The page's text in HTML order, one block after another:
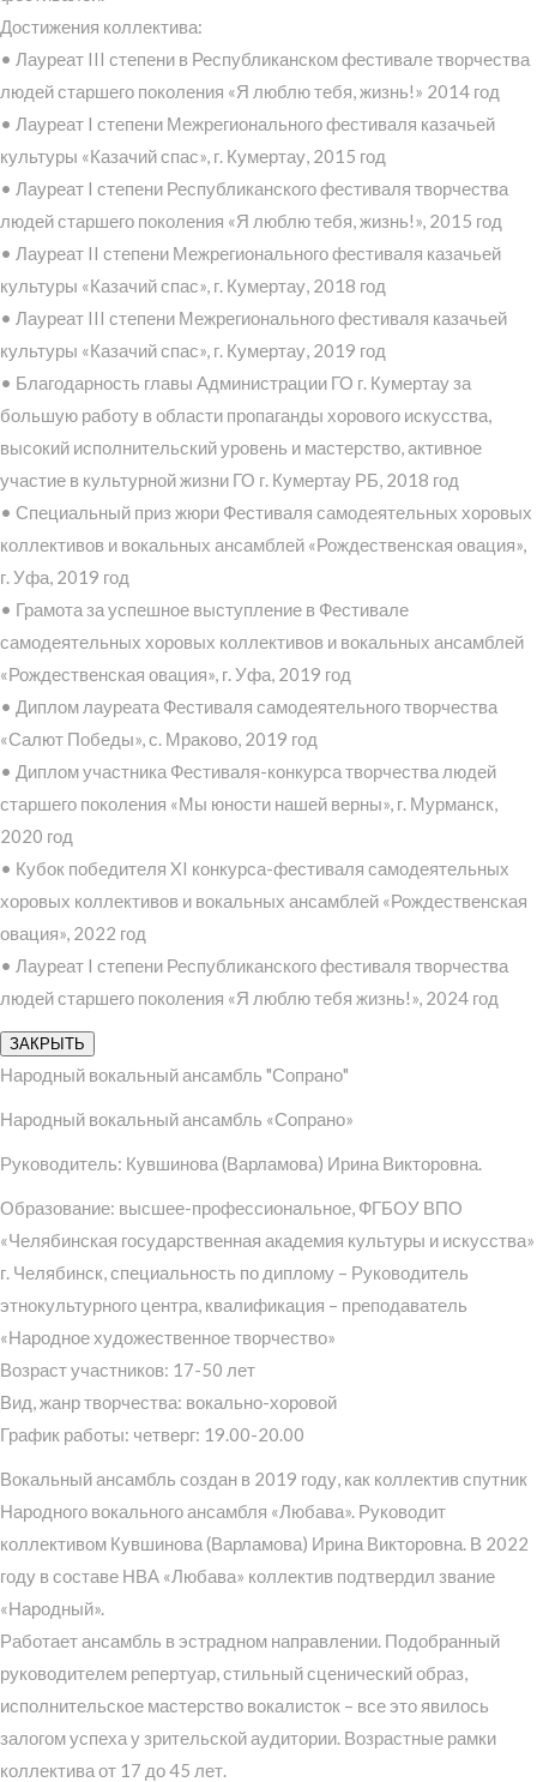
Достижения коллектива:
• Лауреат III степени в Республиканском фестивале творчества
людей старшего поколения «Я люблю тебя, жизнь!» 2014 год
• Лауреат I степени Межрегионального фестиваля казачьей
культуры «Казачий спас», г. Кумертау, 2015 год
• Лауреат I степени Республиканского фестиваля творчества
людей старшего поколения «Я люблю тебя, жизнь!», 2015 год
• Лауреат II степени Межрегионального фестиваля казачьей
культуры «Казачий спас», г. Кумертау, 2018 год
• Лауреат III степени Межрегионального фестиваля казачьей
культуры «Казачий спас», г. Кумертау, 2019 год
• Благодарность главы Администрации ГО г. Кумертау за
большую работу в области пропаганды хорового искусства,
высокий исполнительский уровень и мастерство, активное
участие в культурной жизни ГО г. Кумертау РБ, 2018 год
• Специальный приз жюри Фестиваля самодеятельных хоровых
коллективов и вокальных ансамблей «Рождественская овация»,
г. Уфа, 2019 год
• Грамота за успешное выступление в Фестивале
самодеятельных хоровых коллективов и вокальных ансамблей
«Рождественская овация», г. Уфа, 2019 год
• Диплом лауреата Фестиваля самодеятельного творчества
«Салют Победы», с. Мраково, 2019 год
• Диплом участника Фестиваля-конкурса творчества людей
старшего поколения «Мы юности нашей верны», г. Мурманск,
2020 год
• Кубок победителя XI конкурса-фестиваля самодеятельных
хоровых коллективов и вокальных ансамблей «Рождественская
овация», 2022 год
• Лауреат I степени Республиканского фестиваля творчества
людей старшего поколения «Я люблю тебя жизнь!», 2024 год
ЗАКРЫТЬ
Народный вокальный ансамбль "Сопрано"
Народный вокальный ансамбль «Сопрано»
Руководитель: Кувшинова (Варламова) Ирина Викторовна.
Образование: высшее-профессиональное, ФГБОУ ВПО
«Челябинская государственная академия культуры и искусства»
г. Челябинск, специальность по диплому – Руководитель
этнокультурного центра, квалификация – преподаватель
«Народное художественное творчество»
Возраст участников: 17-50 лет
Вид, жанр творчества: вокально-хоровой
График работы: четверг: 19.00-20.00
Вокальный ансамбль создан в 2019 году, как коллектив спутник
Народного вокального ансамбля «Любава». Руководит
коллективом Кувшинова (Варламова) Ирина Викторовна. В 2022
году в составе НВА «Любава» коллектив подтвердил звание
«Народный».
Работает ансамбль в эстрадном направлении. Подобранный
руководителем репертуар, стильный сценический образ,
исполнительское мастерство вокалисток – все это явилось
залогом успеха у зрительской аудитории. Возрастные рамки
коллектива от 17 до 45 лет.